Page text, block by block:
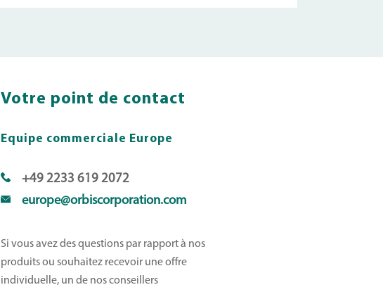
Votre point de contact
Equipe commerciale Europe
+49 2233 619 2072
europe@orbiscorporation.com
Si vous avez des questions par rapport à nos
produits ou souhaitez recevoir une offre
individuelle, un de nos conseillers